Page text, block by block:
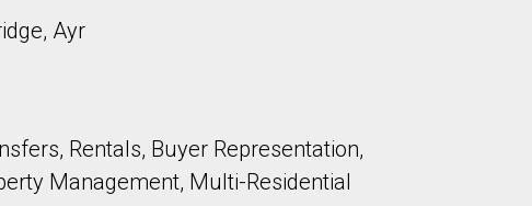
Ayr
Rentals, Buyer Representation,
Management, Multi-Residential